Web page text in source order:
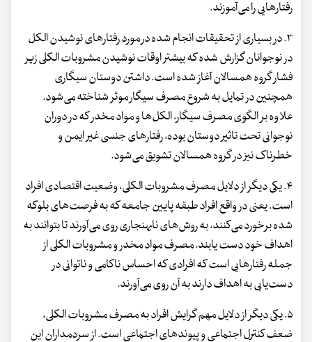
رفتارهایی را می‌آموزند.
۳. در بسیاری از تحقیقات انجام شده در مورد رفتارهای نوشیدن الکل
در نوجوانان گزارش شده که بیشتر اوقات نوشیدن مشروبات الکلی زیر
فشار گروه همسالان آغاز شده است. داشتن دوستان سیگاری
همچنین در تمایل به شروع مصرف سیگار موثر شناخته می‌شود.
علاوه بر الگوی مصرف سیگار، الکل‌ها و مواد مخدر که در دوران
نوجوانی تحت تاثیر دوستان بوده، رفتارهای جنسی غیر ایمن و
خطرناک نیز در گروه همسالان تشویق می‌شود.
۴. یکی دیگر از دلایل مصرف مشروبات الکلی، وضعیت اقتصادی افراد
است. یعنی در واقع افراد طبقه پایین جامعه که به فرصت‌های بلوکه
شده برخورد می‌کنند، به روش‌های نابهنجاری روی می‌آورند تا بتوانند به
اهداف خود دست یابند. مصرف مواد مخدر و مشروبات الکلی از
جمله رفتارهایی است که افرادی که احساس ناکامی و ناتوانی در
دست‌یابی به اهداف دارند به آن روی می‌آورند.
۵. یکی دیگر از دلایل مهم گرایش افراد به مصرف مشروبات الکلی،
ضعف کنترل اجتماعی و پیوندهای اجتماعی است. از سردمداران این